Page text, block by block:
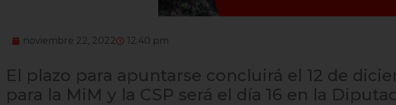
noviembre 22, 2022 12:40 pm
El plazo para apuntarse concluirá el 12 de
para la MiM y la CSP será el día 16 en la